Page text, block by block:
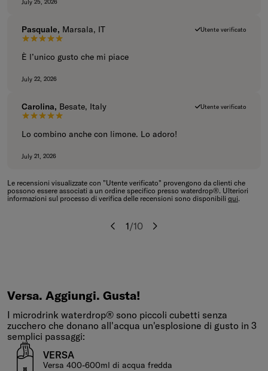
July 25, 2026
Pasquale, Marsala, IT Utente verificato
5 su 5 stelle.
È l’unico gusto che mi piace
July 22, 2026
Carolina, Besate, Italy Utente verificato
5 su 5 stelle.
Lo combino anche con limone. Lo adoro!
July 21, 2026
Le recensioni visualizzate con "Utente verificato" provengono da clienti che
possono essere associati a un ordine specifico presso waterdrop®. Ulteriori
informazioni sul processo di verifica delle recensioni sono disponibili qui.
Precedente
1/10
Seguente
Versa. Aggiungi. Gusta!
Versa. Aggiungi. Gusta!
I microdrink waterdrop® sono piccoli cubetti senza
zucchero che donano all'acqua un'esplosione di gusto in 3
semplici passaggi:
VERSA
Versa 400-600ml di acqua fredda